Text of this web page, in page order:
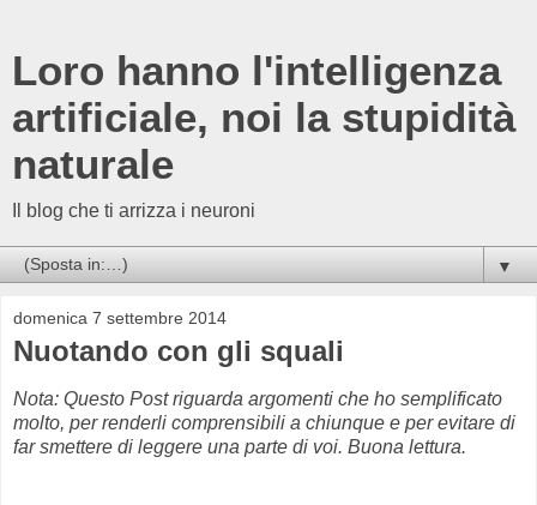
Loro hanno l'intelligenza
artificiale, noi la stupidità
naturale
Il blog che ti arrizza i neuroni
▼
domenica 7 settembre 2014
Nuotando con gli squali
Nota: Questo Post riguarda argomenti che ho semplificato
molto, per renderli comprensibili a chiunque e per evitare di
far smettere di leggere una parte di voi. Buona lettura.